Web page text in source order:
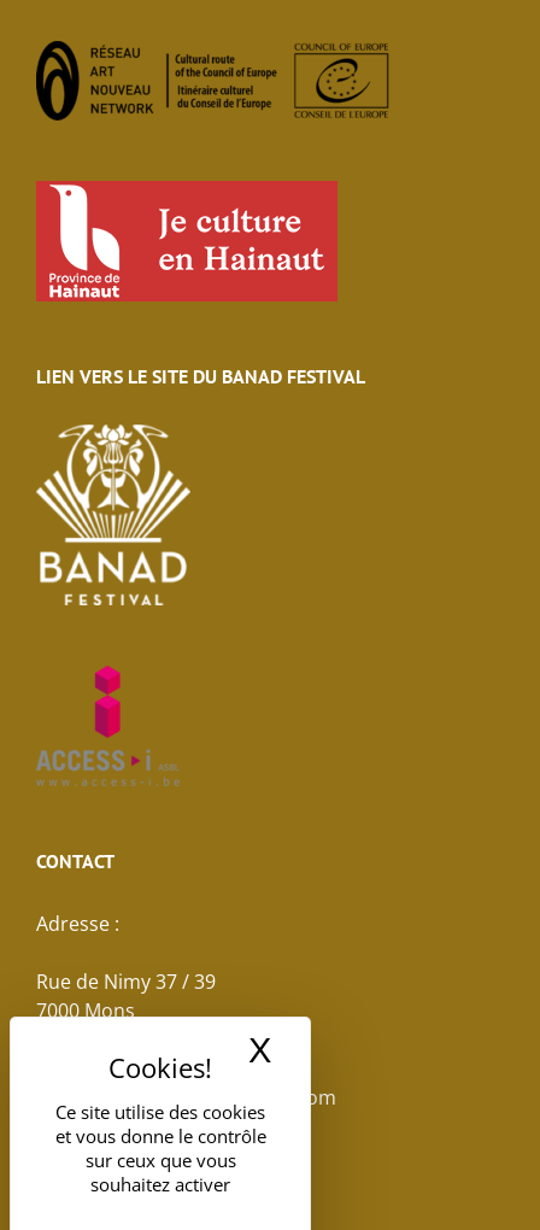
Ce site utilise des cookies
et vous donne le contrôle
sur ceux que vous
souhaitez activer
X
LIEN VERS LE SITE DU BANAD FESTIVAL
CONTACT
Adresse :
Rue de Nimy 37 / 39
7000 Mons
reservations.losseau@gmail.com
Tel: +32(0)65.398.880